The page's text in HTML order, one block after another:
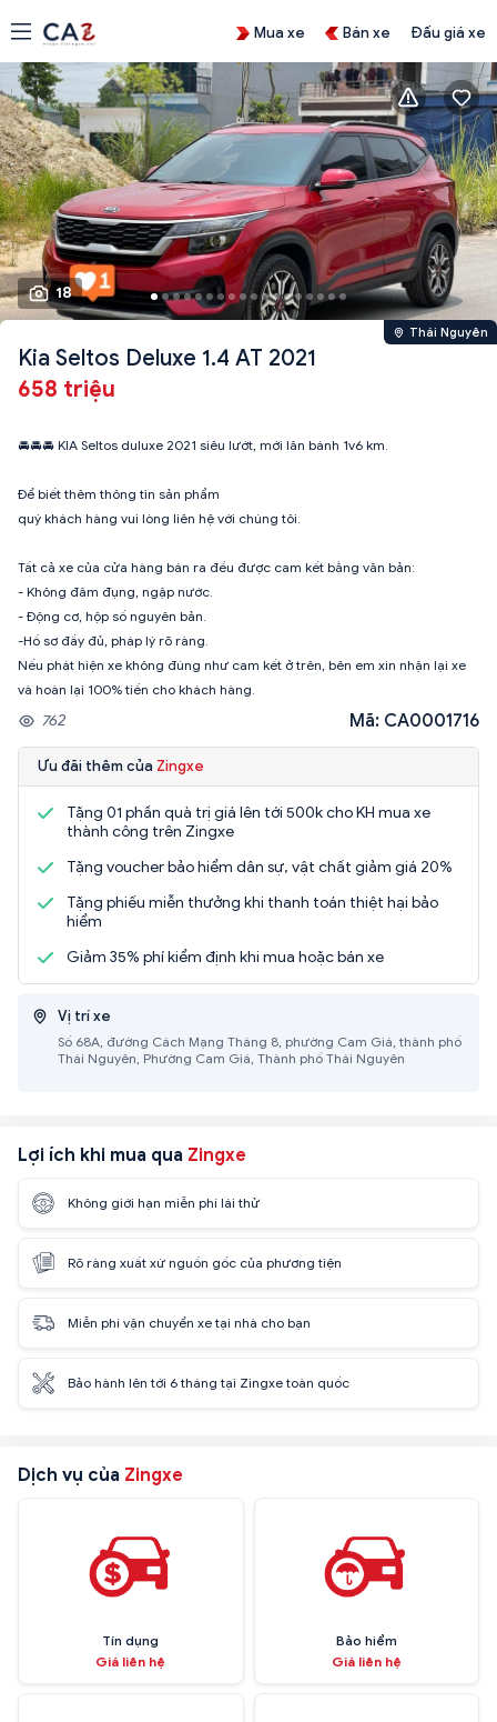
Mua xe Bán xe Đấu giá xe
18
Thái Nguyên
Kia Seltos Deluxe 1.4 AT 2021
658 triệu
🚘🚘🚘 KIA Seltos duluxe 2021 siêu lướt, mới lăn bánh 1v6 km.
Để biết thêm thông tin sản phẩm
quý khách hàng vui lòng liên hệ với chúng tôi.
Tất cả xe của cửa hàng bán ra đều được cam kết bằng văn bản:
- Không đâm đụng, ngập nước.
- Động cơ, hộp số nguyên bản.
-Hồ sơ đầy đủ, pháp lý rõ ràng.
Nếu phát hiện xe không đúng như cam kết ở trên, bên em xin nhận lại xe
762 Mã: CA0001716
Ưu đãi thêm của Zingxe
Tặng 01 phần quà trị giá lên tới 500k cho KH mua xe
thành công trên Zingxe
Tặng voucher bảo hiểm dân sự, vật chất giảm giá 20%
Tặng phiếu miễn thưởng khi thanh toán thiệt hại bảo
hiểm
Giảm 35% phí kiểm định khi mua hoặc bán xe
Vị trí xe
Số 68A, đường Cách Mạng Tháng 8, phường Cam Giá, thành phố
Thái Nguyên, Phường Cam Giá, Thành phố Thái Nguyên
Lợi ích khi mua qua Zingxe
Không giới hạn miễn phí lái thử
Rõ ràng xuất xứ nguồn gốc của phương tiện
Miễn phí vận chuyển xe tại nhà cho bạn
Bảo hành lên tới 6 tháng tại Zingxe toàn quốc
Dịch vụ của Zingxe
Tín dụng
Giá liên hệ
Bảo hiểm
Giá liên hệ